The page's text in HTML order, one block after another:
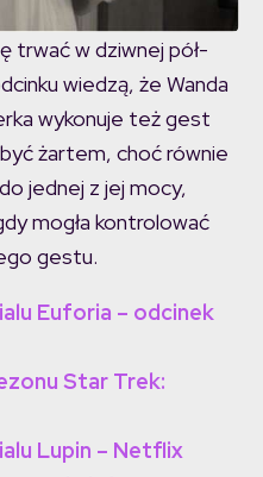
trwać w dziwnej pół-
wiedzą, że Wanda
wykonuje też gest
żartem, choć równie
jednej z jej mocy,
mogła kontrolować
gestu.
Euforia – odcinek
Star Trek:
Lupin – Netflix